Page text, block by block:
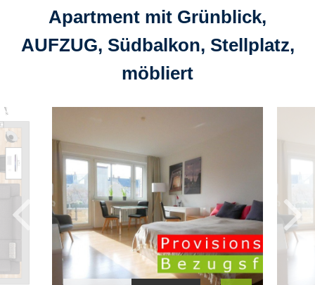
Apartment mit Grünblick,
AUFZUG, Südbalkon, Stellplatz,
möbliert